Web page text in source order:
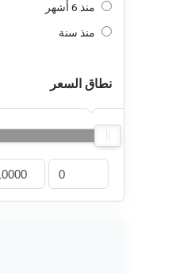
منذ 6 أشهر
منذ سنة
نطاق السعر